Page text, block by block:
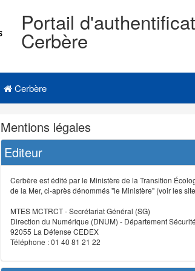
Portail
Cerbère
Cerbère
Navigation
et
outils
annexes
Mentions légales
Editeur
Cerbère est édité par le Ministère de la Transition
de la Mer, ci-après dénommés "le Ministère" (voir les
MTES MCTRCT - Secrétariat Général (SG)
Direction du Numérique (DNUM) - Département
92055 La Défense CEDEX
Téléphone : 01 40 81 21 22